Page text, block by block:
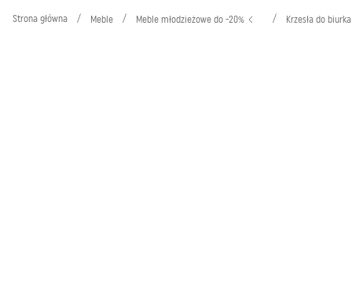
Strona główna / Meble / Meble młodzieżowe do -20% / Krzesła do